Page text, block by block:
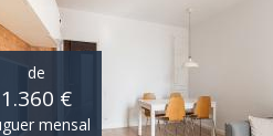
de
1.360 €
mensal